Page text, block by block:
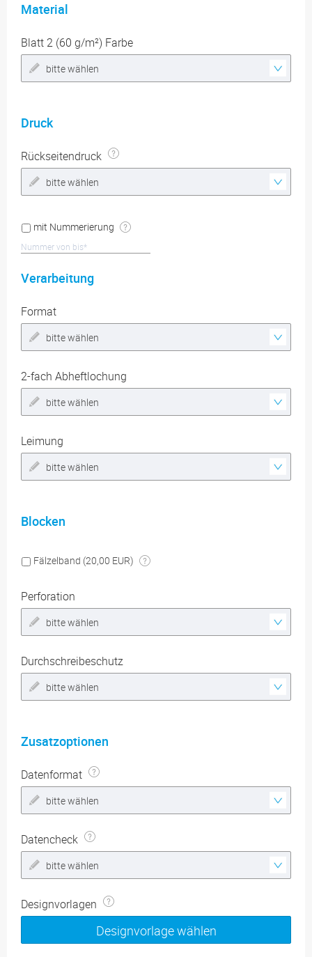
Material
Blatt 2 (60 g/m²) Farbe
bitte wählen
Druck
Rückseitendruck
bitte wählen
mit Nummerierung
Verarbeitung
Format
bitte wählen
2-fach Abheftlochung
bitte wählen
Leimung
bitte wählen
Blocken
Fälzelband (20,00 EUR)
Perforation
bitte wählen
Durchschreibeschutz
bitte wählen
Zusatzoptionen
Datenformat
bitte wählen
Datencheck
bitte wählen
Designvorlagen
Designvorlage wählen